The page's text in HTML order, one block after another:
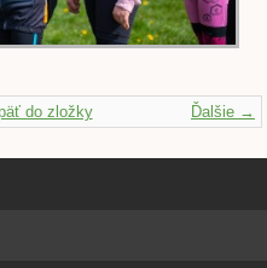
Ďalšie →
do zložky